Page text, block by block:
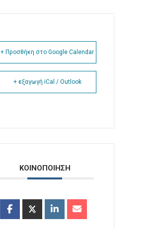
+ Προσθήκη στο Google Calendar
+ εξαγωγή iCal / Outlook
ΚΟΙΝΟΠΟΙΗΣΗ